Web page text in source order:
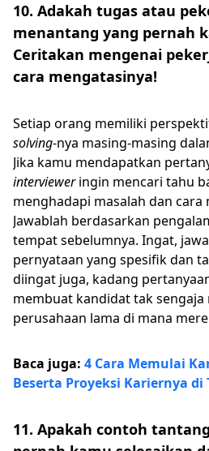
10. Adakah tugas atau
menantang yang pernah
Ceritakan mengenai
cara mengatasinya!
Setiap orang memiliki
solving-nya masing-masing
Jika kamu mendapatkan
intervieweringin mencari tahu
menghadapi masalah dan cara
Jawablah berdasarkan
tempat sebelumnya. Ingat,
pernyataan yang spesifik dan
diingat juga, kadang
membuat kandidat tak sengaja
perusahaan lama di mana
Baca juga: 4 Cara Memulai
Beserta Proyeksi Kariernya di
11. Apakah contoh